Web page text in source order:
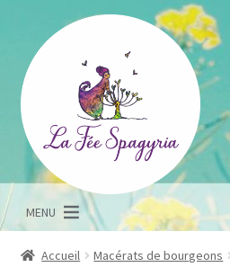
la
navigation
contenu
MENU
Accueil Macérats de bourgeons